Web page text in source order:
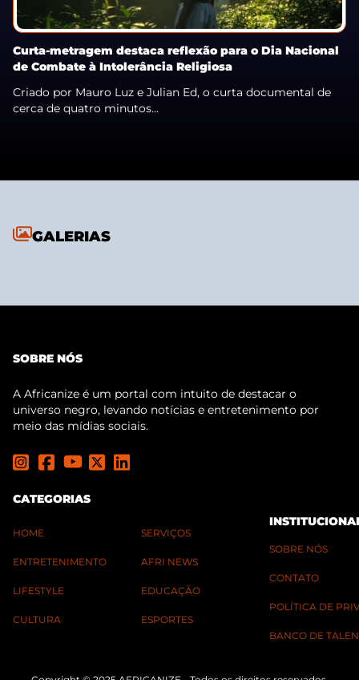
Curta-metragem destaca reflexão para o Dia Nacional
de Combate à Intolerância Religiosa
Criado por Mauro Luz e Julian Ed, o curta documental de
cerca de quatro minutos...
GALERIAS
SOBRE NÓS
A Africanize é um portal com intuito de destacar o
universo negro, levando notícias e entretenimento por
meio das mídias sociais.
CATEGORIAS
HOME
ENTRETENIMENTO
LIFESTYLE
CULTURA
SERVIÇOS
AFRI NEWS
EDUCAÇÃO
ESPORTES
SOBRE NÓS
CONTATO
POLÍTICA DE
BANCO DE